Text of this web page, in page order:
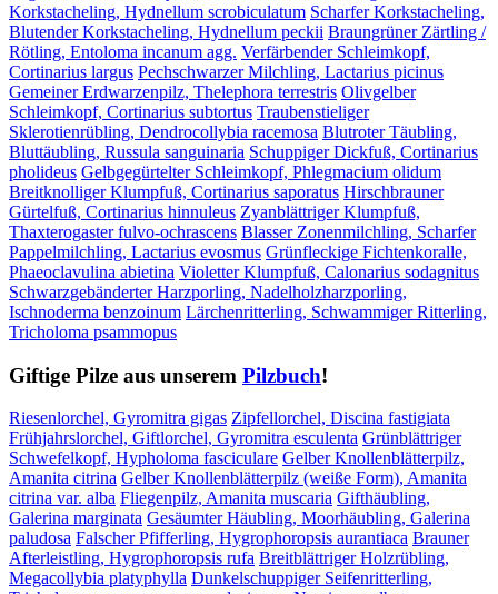
Korkstacheling, Hydnellum scrobiculatum Scharfer Korkstacheling,
Blutender Korkstacheling, Hydnellum peckii Braungrüner Zärtling /
Rötling, Entoloma incanum agg. Verfärbender Schleimkopf,
Cortinarius largus Pechschwarzer Milchling, Lactarius picinus
Gemeiner Erdwarzenpilz, Thelephora terrestris Olivgelber
Schleimkopf, Cortinarius subtortus Traubenstieliger
Sklerotienrübling, Dendrocollybia racemosa Blutroter Täubling,
Bluttäubling, Russula sanguinaria Schuppiger Dickfuß, Cortinarius
pholideus Gelbgegürtelter Schleimkopf, Phlegmacium olidum
Breitknolliger Klumpfuß, Cortinarius saporatus Hirschbrauner
Gürtelfuß, Cortinarius hinnuleus Zyanblättriger Klumpfuß,
Thaxterogaster fulvo-ochrascens Blasser Zonenmilchling, Scharfer
Pappelmilchling, Lactarius evosmus Grünfleckige Fichtenkoralle,
Phaeoclavulina abietina Violetter Klumpfuß, Calonarius sodagnitus
Schwarzgebänderter Harzporling, Nadelholzharzporling,
Ischnoderma benzoinum Lärchenritterling, Schwammiger Ritterling,
Tricholoma psammopus
Giftige Pilze aus unserem Pilzbuch!
Riesenlorchel, Gyromitra gigas Zipfellorchel, Discina fastigiata
Frühjahrslorchel, Giftlorchel, Gyromitra esculenta Grünblättriger
Schwefelkopf, Hypholoma fasciculare Gelber Knollenblätterpilz,
Amanita citrina Gelber Knollenblätterpilz (weiße Form), Amanita
citrina var. alba Fliegenpilz, Amanita muscaria Gifthäubling,
Galerina marginata Gesäumter Häubling, Moorhäubling, Galerina
paludosa Falscher Pfifferling, Hygrophoropsis aurantiaca Brauner
Afterleistling, Hygrophoropsis rufa Breitblättriger Holzrübling,
Megacollybia platyphylla Dunkelschuppiger Seifenritterling,